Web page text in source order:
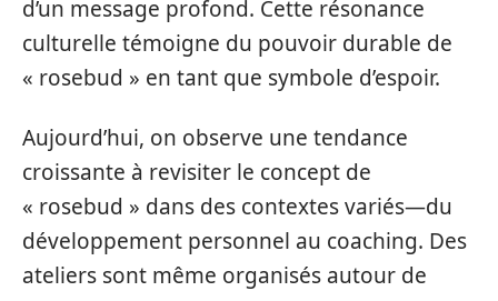
d’un message profond. Cette résonance
culturelle témoigne du pouvoir durable de
« rosebud » en tant que symbole d’espoir.
Aujourd’hui, on observe une tendance
croissante à revisiter le concept de
« rosebud » dans des contextes variés—du
développement personnel au coaching. Des
ateliers sont même organisés autour de